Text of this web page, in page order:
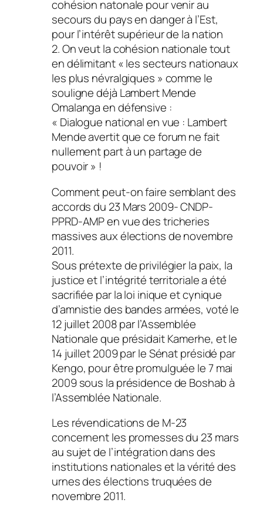
cohésion natonale pour venir au
secours du pays en danger à l’Est,
pour l’intérêt supérieur de la nation
2. On veut la cohésion nationale tout
en délimitant « les secteurs nationaux
les plus névralgiques » comme le
souligne déjà Lambert Mende
Omalanga en défensive :
« Dialogue national en vue : Lambert
Mende avertit que ce forum ne fait
nullement part à un partage de
pouvoir » !
Comment peut-on faire semblant des
accords du 23 Mars 2009- CNDP-
PPRD-AMP en vue des tricheries
massives aux élections de novembre
2011.
Sous prétexte de privilégier la paix, la
justice et l’intégrité territoriale a été
sacrifiée par la loi inique et cynique
d’amnistie des bandes armées, voté le
12 juillet 2008 par l’Assemblée
Nationale que présidait Kamerhe, et le
14 juillet 2009 par le Sénat présidé par
Kengo, pour être promulguée le 7 mai
2009 sous la présidence de Boshab à
l’Assemblée Nationale.
Les révendications de M-23
concernent les promesses du 23 mars
au sujet de l’intégration dans des
institutions nationales et la vérité des
urnes des élections truquées de
novembre 2011.